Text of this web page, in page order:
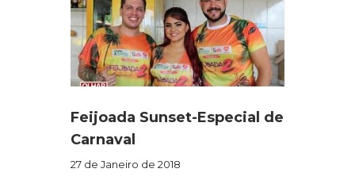
Feijoada Sunset-Especial de
Carnaval
27 de Janeiro de 2018